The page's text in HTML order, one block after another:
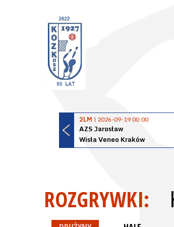
2LM | 2026-09-19 00:00
AZS Jarosław
Wisła Veneo Kraków
ROZGRYWKI: